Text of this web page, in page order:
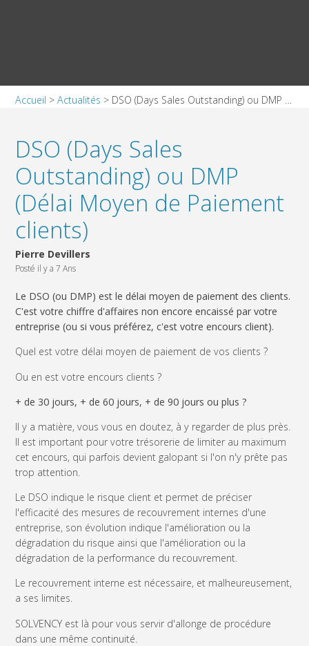
Accueil >Actualités > DSO (Days Sales Outstanding) ou DMP (Délai Moyen de Paiement clients)
DSO (Days Sales
Outstanding) ou DMP
(Délai Moyen de Paiement
clients)
Pierre Devillers
Posté il y a 7 Ans
Le DSO (ou DMP) est le délai moyen de paiement des clients.
C'est votre chiffre d'affaires non encore encaissé par votre
entreprise (ou si vous préférez, c'est votre encours client).
Quel est votre délai moyen de paiement de vos clients ?
Ou en est votre encours clients ?
+ de 30 jours, + de 60 jours, + de 90 jours ou plus ?
Il y a matière, vous vous en doutez, à y regarder de plus près.
Il est important pour votre trésorerie de limiter au maximum
cet encours, qui parfois devient galopant si l'on n'y prête pas
trop attention.
Le DSO indique le risque client et permet de préciser
l'efficacité des mesures de recouvrement internes d'une
entreprise, son évolution indique l'amélioration ou la
dégradation du risque ainsi que l'amélioration ou la
dégradation de la performance du recouvrement.
Le recouvrement interne est nécessaire, et malheureusement,
a ses limites.
SOLVENCY est là pour vous servir d'allonge de procédure
dans une même continuité.